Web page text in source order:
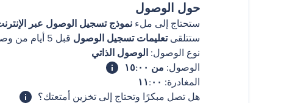
حول الوصول
ستحتاج إلى ملء نموذج تسجيل الوصول عبر
ستتلقىتعليمات تسجيل الوصول قبل 5 أيام من وصولك
نوع الوصول: الوصول الذاتي
الوصول: من ١٥:٠٠
المغادرة: ١١:٠٠
هل تصل مبكرًا وتحتاج إلى تخزين أمتعتك؟